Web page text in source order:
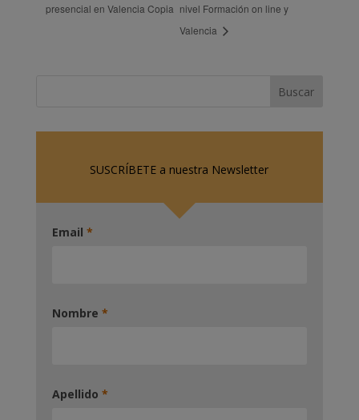
presencial en Valencia Copia nivel Formación on line y
Valencia
SUSCRÍBETE a nuestra Newsletter
Email *
Nombre *
Apellido *